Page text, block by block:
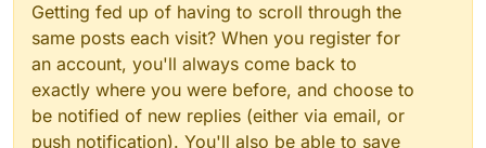
Getting fed up of having to scroll through the
same posts each visit? When you register for
an account, you'll always come back to
exactly where you were before, and choose to
be notified of new replies (either via email, or
push notification). You'll also be able to save